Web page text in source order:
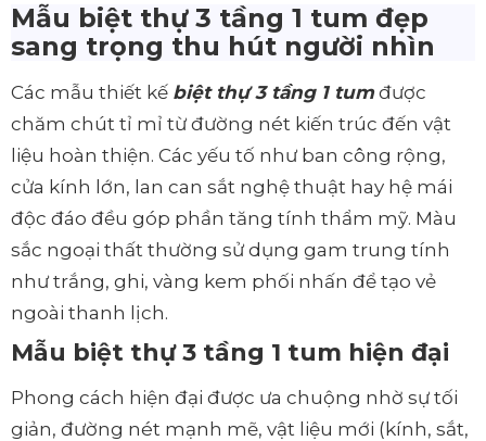
Mẫu biệt thự 3 tầng 1 tum đẹp
sang trọng thu hút người nhìn
Các mẫu thiết kế biệt thự 3 tầng 1 tumđược
chăm chút tỉ mỉ từ đường nét kiến trúc đến vật
liệu hoàn thiện. Các yếu tố như ban công rộng,
cửa kính lớn, lan can sắt nghệ thuật hay hệ mái
độc đáo đều góp phần tăng tính thẩm mỹ. Màu
sắc ngoại thất thường sử dụng gam trung tính
như trắng, ghi, vàng kem phối nhấn để tạo vẻ
ngoài thanh lịch.
Mẫu biệt thự 3 tầng 1 tum hiện đại
Phong cách hiện đại được ưa chuộng nhờ sự tối
giản, đường nét mạnh mẽ, vật liệu mới (kính, sắt,